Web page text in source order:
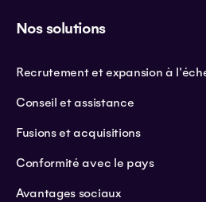
Nos solutions
Recrutement et expansion à
Conseil et assistance
Fusions et acquisitions
Conformité avec le pays
Avantages sociaux